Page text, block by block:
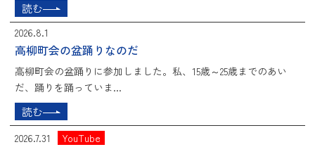
読む
2026.8.1
高柳町会の盆踊りなのだ
高柳町会の盆踊りに参加しました。私、15歳～25歳までのあい
だ、踊りを踊っていま...
読む
2026.7.31 YouTube